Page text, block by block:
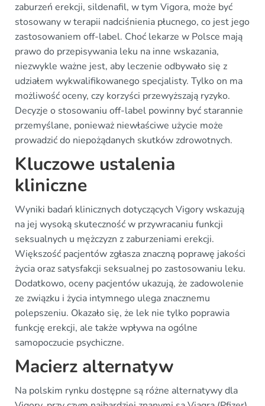
zaburzeń erekcji, sildenafil, w tym Vigora, może być
stosowany w terapii nadciśnienia płucnego, co jest jego
zastosowaniem off-label. Choć lekarze w Polsce mają
prawo do przepisywania leku na inne wskazania,
niezwykle ważne jest, aby leczenie odbywało się z
udziałem wykwalifikowanego specjalisty. Tylko on ma
możliwość oceny, czy korzyści przewyższają ryzyko.
Decyzje o stosowaniu off-label powinny być starannie
przemyślane, ponieważ niewłaściwe użycie może
prowadzić do niepożądanych skutków zdrowotnych.
Kluczowe ustalenia
kliniczne
Wyniki badań klinicznych dotyczących Vigory wskazują
na jej wysoką skuteczność w przywracaniu funkcji
seksualnych u mężczyzn z zaburzeniami erekcji.
Większość pacjentów zgłasza znaczną poprawę jakości
życia oraz satysfakcji seksualnej po zastosowaniu leku.
Dodatkowo, oceny pacjentów ukazują, że zadowolenie
ze związku i życia intymnego ulega znacznemu
polepszeniu. Okazało się, że lek nie tylko poprawia
funkcję erekcji, ale także wpływa na ogólne
samopoczucie psychiczne.
Macierz alternatyw
Na polskim rynku dostępne są różne alternatywy dla